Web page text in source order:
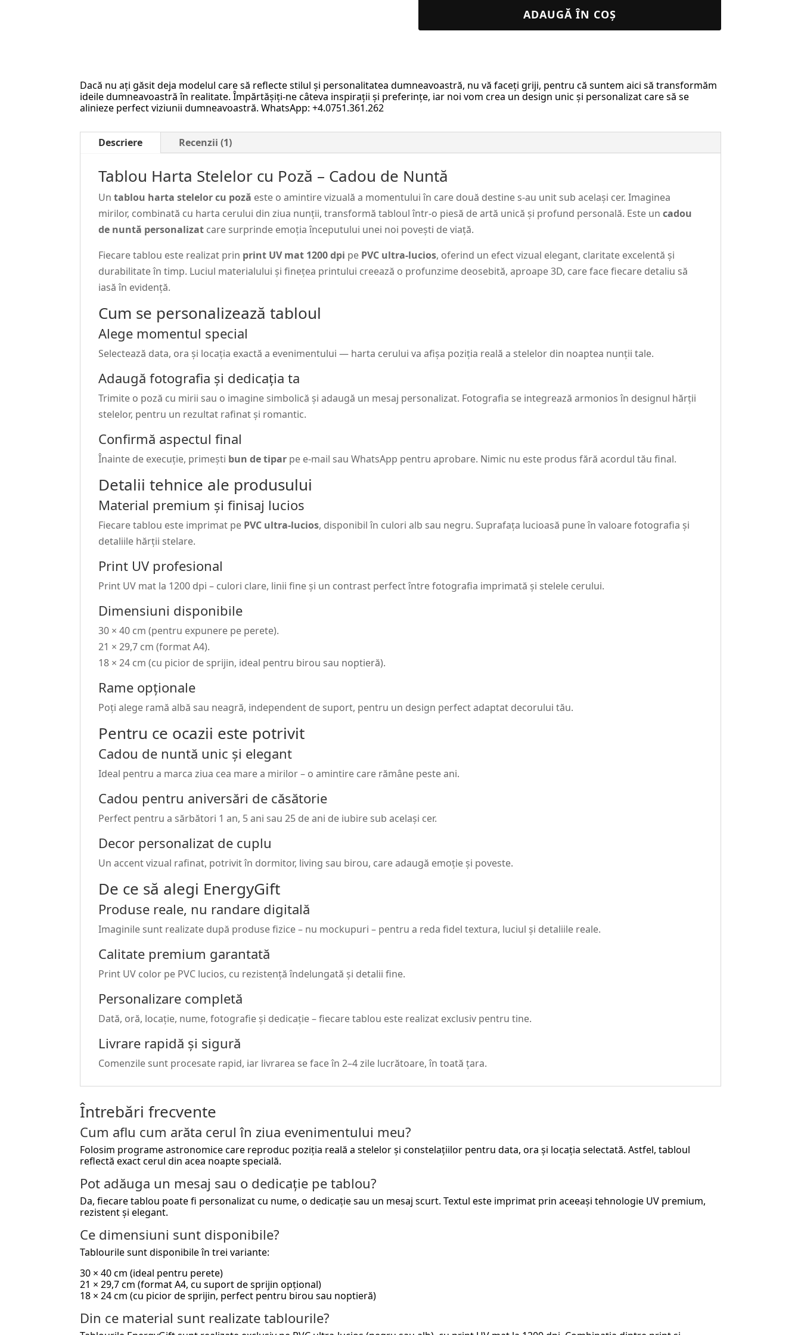
Stelelor
Cadou
ADAUGĂ ÎN COȘ
Dacă nu ați găsit deja modelul care să reflecte stilul și personalitatea dumneavoastră, nu vă faceți griji, pentru că suntem aici să transformăm
ideile dumneavoastră în realitate. Împărtășiți-ne câteva inspirații și preferințe, iar noi vom crea un design unic și personalizat care să se
alinieze perfect viziunii dumneavoastră. WhatsApp: +4.0751.361.262
Descriere Recenzii (1)
Tablou Harta Stelelor cu Poză – Cadou de Nuntă
Untablou harta stelelor cu poză este o amintire vizuală a momentului în care două destine s-au unit sub același cer. Imaginea
mirilor, combinată cu harta cerului din ziua nunții, transformă tabloul într-o piesă de artă unică și profund personală. Este uncadou
de nuntă personalizat care surprinde emoția începutului unei noi povești de viață.
Fiecare tablou este realizat prin print UV mat 1200 dpi pe PVC ultra-lucios, oferind un efect vizual elegant, claritate excelentă și
durabilitate în timp. Luciul materialului și finețea printului creează o profunzime deosebită, aproape 3D, care face fiecare detaliu să
iasă în evidență.
Cum se personalizează tabloul
Alege momentul special
Selectează data, ora și locația exactă a evenimentului — harta cerului va afișa poziția reală a stelelor din noaptea nunții tale.
Adaugă fotografia și dedicația ta
Trimite o poză cu mirii sau o imagine simbolică și adaugă un mesaj personalizat. Fotografia se integrează armonios în designul hărții
stelelor, pentru un rezultat rafinat și romantic.
Confirmă aspectul final
Înainte de execuție, primești bun de tipar pe e-mail sau WhatsApp pentru aprobare. Nimic nu este produs fără acordul tău final.
Detalii tehnice ale produsului
Material premium și finisaj lucios
Fiecare tablou este imprimat pe PVC ultra-lucios, disponibil în culori alb sau negru. Suprafața lucioasă pune în valoare fotografia și
detaliile hărții stelare.
Print UV profesional
Print UV mat la 1200 dpi – culori clare, linii fine și un contrast perfect între fotografia imprimată și stelele cerului.
Dimensiuni disponibile
30 × 40 cm (pentru expunere pe perete).
21 × 29,7 cm (format A4).
18 × 24 cm (cu picior de sprijin, ideal pentru birou sau noptieră).
Rame opționale
Poți alege ramă albă sau neagră, independent de suport, pentru un design perfect adaptat decorului tău.
Pentru ce ocazii este potrivit
Cadou de nuntă unic și elegant
Ideal pentru a marca ziua cea mare a mirilor – o amintire care rămâne peste ani.
Cadou pentru aniversări de căsătorie
Perfect pentru a sărbători 1 an, 5 ani sau 25 de ani de iubire sub același cer.
Decor personalizat de cuplu
Un accent vizual rafinat, potrivit în dormitor, living sau birou, care adaugă emoție și poveste.
De ce să alegi EnergyGift
Produse reale, nu randare digitală
Imaginile sunt realizate după produse fizice – nu mockupuri – pentru a reda fidel textura, luciul și detaliile reale.
Calitate premium garantată
Print UV color pe PVC lucios, cu rezistență îndelungată și detalii fine.
Personalizare completă
Dată, oră, locație, nume, fotografie și dedicație – fiecare tablou este realizat exclusiv pentru tine.
Livrare rapidă și sigură
Comenzile sunt procesate rapid, iar livrarea se face în 2–4 zile lucrătoare, în toată țara.
Întrebări frecvente
Cum aflu cum arăta cerul în ziua evenimentului meu?
Folosim programe astronomice care reproduc poziția reală a stelelor și constelațiilor pentru data, ora și locația selectată. Astfel, tabloul
reflectă exact cerul din acea noapte specială.
Pot adăuga un mesaj sau o dedicație pe tablou?
Da, fiecare tablou poate fi personalizat cu nume, o dedicație sau un mesaj scurt. Textul este imprimat prin aceeași tehnologie UV premium,
rezistent și elegant.
Ce dimensiuni sunt disponibile?
Tablourile sunt disponibile în trei variante:
30 × 40 cm (ideal pentru perete)
21 × 29,7 cm (format A4, cu suport de sprijin opțional)
18 × 24 cm (cu picior de sprijin, perfect pentru birou sau noptieră)
Din ce material sunt realizate tablourile?